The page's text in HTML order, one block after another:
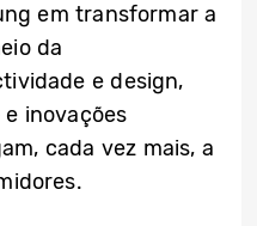
em transformar a
da
e design,
inovações
cada vez mais, a